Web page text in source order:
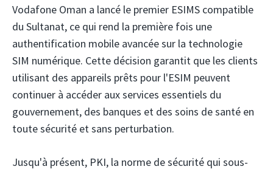
Vodafone Oman a lancé le premier ESIMS compatible
du Sultanat, ce qui rend la première fois une
authentification mobile avancée sur la technologie
SIM numérique. Cette décision garantit que les clients
utilisant des appareils prêts pour l'ESIM peuvent
continuer à accéder aux services essentiels du
gouvernement, des banques et des soins de santé en
toute sécurité et sans perturbation.
Jusqu'à présent, PKI, la norme de sécurité qui sous-